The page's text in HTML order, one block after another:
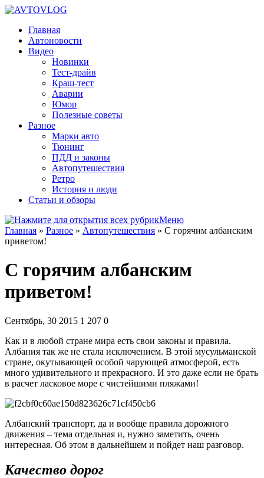
Главная
Автоновости
Видео
Новинки
Тест-драйв
Краш-тест
Аварии
Юмор
Полезные советы
Разное
Марки авто
Тюнинг
ПДД и законы
Автопутешествия
Ретро
История и люди
Статьи и обзоры
Меню
Главная » Разное » Автопутешествия » С горячим албанским
приветом!
С горячим албанским
приветом!
Сентябрь, 30 2015 1 207 0
Как и в любой стране мира есть свои законы и правила.
Албания так же не стала исключением. В этой мусульманской
стране, окутывающей особой чарующей атмосферой, есть
много удивительного и прекрасного. И это даже если не брать
в расчет ласковое море с чистейшими пляжами!
Албанский транспорт, да и вообще правила дорожного
движения – тема отдельная и, нужно заметить, очень
интересная. Об этом в дальнейшем и пойдет наш разговор.
Качество дорог